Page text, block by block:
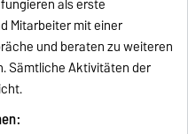
Mitarbeiter mit einer
und beraten zu weiteren
Sämtliche Aktivitäten der